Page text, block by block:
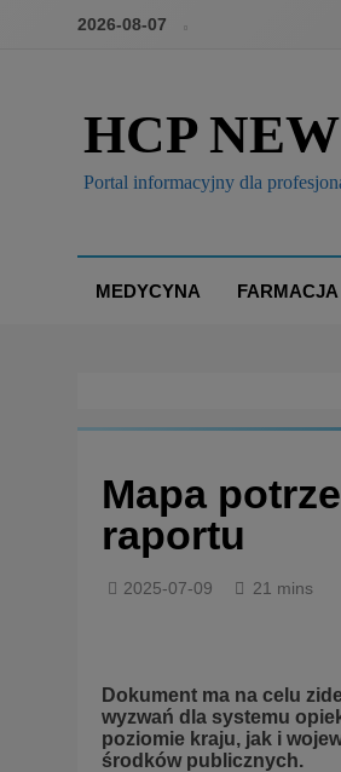
2026-08-07
HCP
Portal informacyjny dla
MEDYCYNA FARMACJA
Mapa
raportu
2025-07-09 21 mins
Dokument ma na celu
wyzwań dla systemu
poziomie kraju, jak i
środków publicznych.